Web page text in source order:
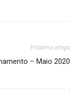
Próximo artigo
– Maio 2020